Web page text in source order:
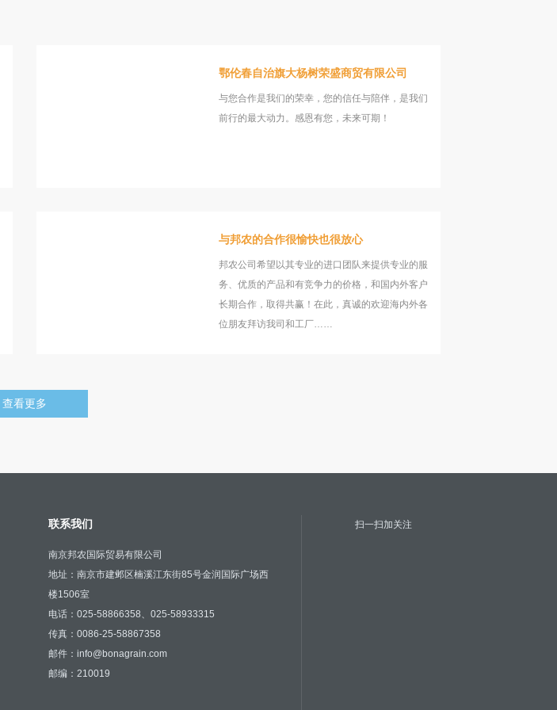
鄂伦春自治旗大杨树荣盛商贸有限公司
与您合作是我们的荣幸，您的信任与陪伴，是我们
前行的最大动力。感恩有您，未来可期！
与邦农的合作很愉快也很放心
邦农公司希望以其专业的进口团队来提供专业的服
务、优质的产品和有竞争力的价格，和国内外客户
长期合作，取得共赢！在此，真诚的欢迎海内外各
位朋友拜访我司和工厂……
查看更多
联系我们
南京邦农国际贸易有限公司
地址：南京市建邺区楠溪江东街85号金润国际广场西
楼1506室
电话：025-58866358、025-58933315
传真：0086-25-58867358
邮件：info@bonagrain.com
邮编：210019
扫一扫加关注